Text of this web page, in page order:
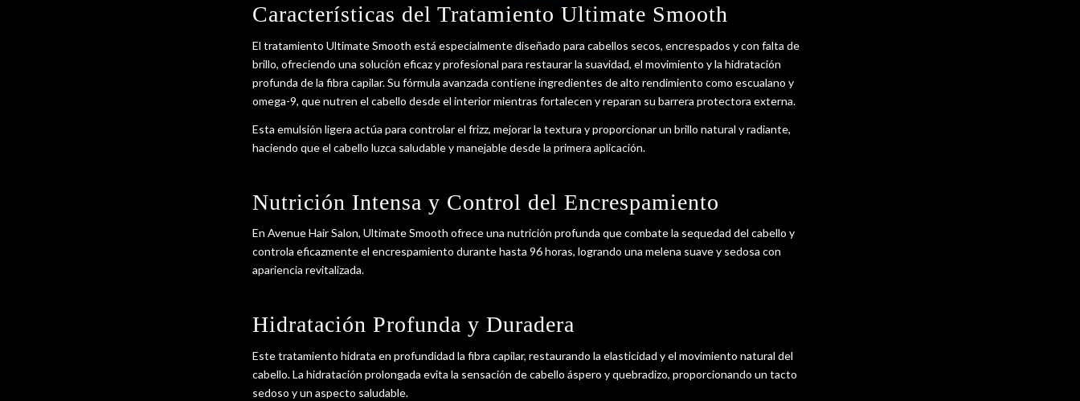
Características del Tratamiento Ultimate Smooth
El tratamiento Ultimate Smooth está especialmente diseñado para cabellos secos, encrespados y con falta de
brillo, ofreciendo una solución eficaz y profesional para restaurar la suavidad, el movimiento y la hidratación
profunda de la fibra capilar. Su fórmula avanzada contiene ingredientes de alto rendimiento como escualano y
omega-9, que nutren el cabello desde el interior mientras fortalecen y reparan su barrera protectora externa.
Esta emulsión ligera actúa para controlar el frizz, mejorar la textura y proporcionar un brillo natural y radiante,
haciendo que el cabello luzca saludable y manejable desde la primera aplicación.
Nutrición Intensa y Control del Encrespamiento
En Avenue Hair Salon, Ultimate Smooth ofrece una nutrición profunda que combate la sequedad del cabello y
controla eficazmente el encrespamiento durante hasta 96 horas, logrando una melena suave y sedosa con
apariencia revitalizada.
Hidratación Profunda y Duradera
Este tratamiento hidrata en profundidad la fibra capilar, restaurando la elasticidad y el movimiento natural del
cabello. La hidratación prolongada evita la sensación de cabello áspero y quebradizo, proporcionando un tacto
sedoso y un aspecto saludable.